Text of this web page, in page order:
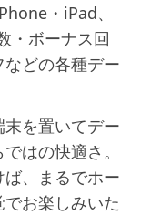
・iPad、
・ボーナス回
どの各種デー
を置いてデー
はの快適さ。
、まるでホー
お楽しみいた